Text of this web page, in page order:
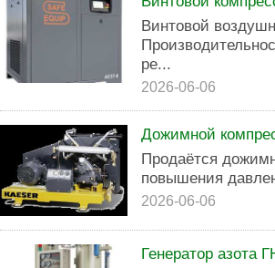
Винтовой
ре...
2026-06-06
Дожимной
Продаётся
повышения
2026-06-06
Генератор азота